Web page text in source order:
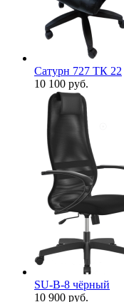
Сатурн 727 ТК 22
10 100 руб.
SU-B-8 чёрный
10 900 руб.